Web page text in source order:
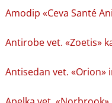
Amodip «Ceva Santé
Antirobe vet. «Zoetis»
Antisedan vet. «Orion»